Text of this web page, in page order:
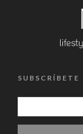
SUBSCRÍBETE